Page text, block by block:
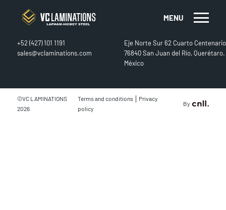
MENU
CONTACT
+52 (427) 101 1191
sales@vclaminations.com
Eje Norte Sur 62 Cuarto Centenario
76840 San Juan del Río, Querétaro.
México
©VC LAMINATIONS
2026
Terms and conditions | Privacy
policy
By